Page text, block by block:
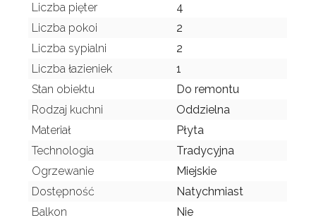
Liczba pięter
4
Liczba pokoi
2
Liczba sypialni
2
Liczba łazieniek
1
Stan obiektu
Do remontu
Rodzaj kuchni
Oddzielna
Materiał
Płyta
Technologia
Tradycyjna
Ogrzewanie
Miejskie
Dostępność
Natychmiast
Balkon
Nie